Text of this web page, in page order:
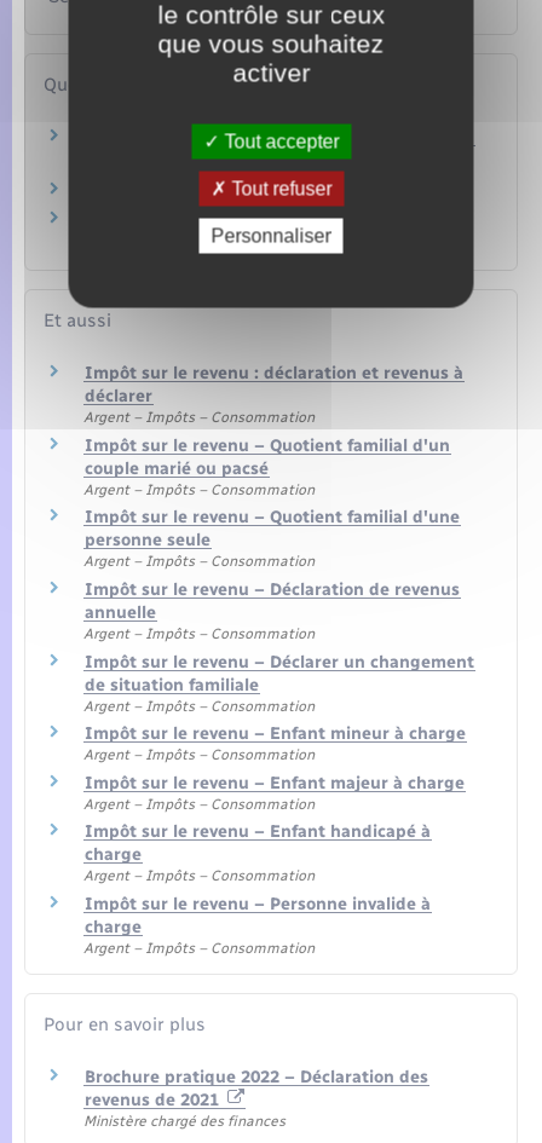
Questions ? Réponses !
Impôt sur le revenu – Quel quotient familial en
cas de divorce ou séparation ?
Quel est le barème de l'impôt sur le revenu ?
Quelle est la date limite pour faire sa
déclaration de revenus ?
Et aussi
Impôt sur le revenu : déclaration et revenus à
déclarer
Argent – Impôts – Consommation
Impôt sur le revenu – Quotient familial d'un
couple marié ou pacsé
Argent – Impôts – Consommation
Impôt sur le revenu – Quotient familial d'une
personne seule
Argent – Impôts – Consommation
Impôt sur le revenu – Déclaration de revenus
annuelle
Argent – Impôts – Consommation
Impôt sur le revenu – Déclarer un changement
de situation familiale
Argent – Impôts – Consommation
Impôt sur le revenu – Enfant mineur à charge
Argent – Impôts – Consommation
Impôt sur le revenu – Enfant majeur à charge
Argent – Impôts – Consommation
Impôt sur le revenu – Enfant handicapé à
charge
Argent – Impôts – Consommation
Impôt sur le revenu – Personne invalide à
charge
Argent – Impôts – Consommation
Pour en savoir plus
Brochure pratique 2022 – Déclaration des
revenus de 2021
Ministère chargé des finances
le contrôle sur ceux
que vous souhaitez
activer
Tout accepter
Tout refuser
Personnaliser